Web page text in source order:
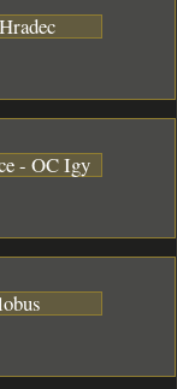
- OC Igy